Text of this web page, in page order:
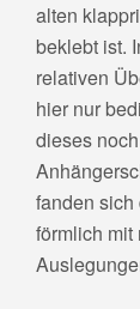
alten
beklebt ist.
relativen
hier nur
dieses
fanden
förmlich mit